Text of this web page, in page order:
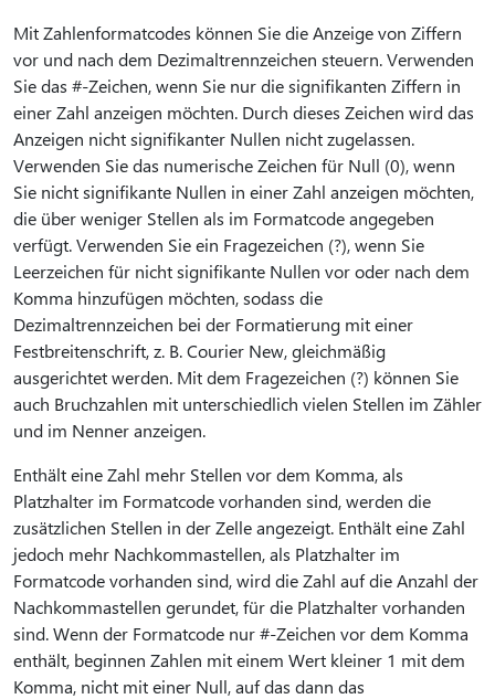
Mit Zahlenformatcodes können Sie die Anzeige von Ziffern
vor und nach dem Dezimaltrennzeichen steuern. Verwenden
Sie das #-Zeichen, wenn Sie nur die signifikanten Ziffern in
einer Zahl anzeigen möchten. Durch dieses Zeichen wird das
Anzeigen nicht signifikanter Nullen nicht zugelassen.
Verwenden Sie das numerische Zeichen für Null (0), wenn
Sie nicht signifikante Nullen in einer Zahl anzeigen möchten,
die über weniger Stellen als im Formatcode angegeben
verfügt. Verwenden Sie ein Fragezeichen (?), wenn Sie
Leerzeichen für nicht signifikante Nullen vor oder nach dem
Komma hinzufügen möchten, sodass die
Dezimaltrennzeichen bei der Formatierung mit einer
Festbreitenschrift, z. B. Courier New, gleichmäßig
ausgerichtet werden. Mit dem Fragezeichen (?) können Sie
auch Bruchzahlen mit unterschiedlich vielen Stellen im Zähler
und im Nenner anzeigen.
Enthält eine Zahl mehr Stellen vor dem Komma, als
Platzhalter im Formatcode vorhanden sind, werden die
zusätzlichen Stellen in der Zelle angezeigt. Enthält eine Zahl
jedoch mehr Nachkommastellen, als Platzhalter im
Formatcode vorhanden sind, wird die Zahl auf die Anzahl der
Nachkommastellen gerundet, für die Platzhalter vorhanden
sind. Wenn der Formatcode nur #-Zeichen vor dem Komma
enthält, beginnen Zahlen mit einem Wert kleiner 1 mit dem
Komma, nicht mit einer Null, auf das dann das